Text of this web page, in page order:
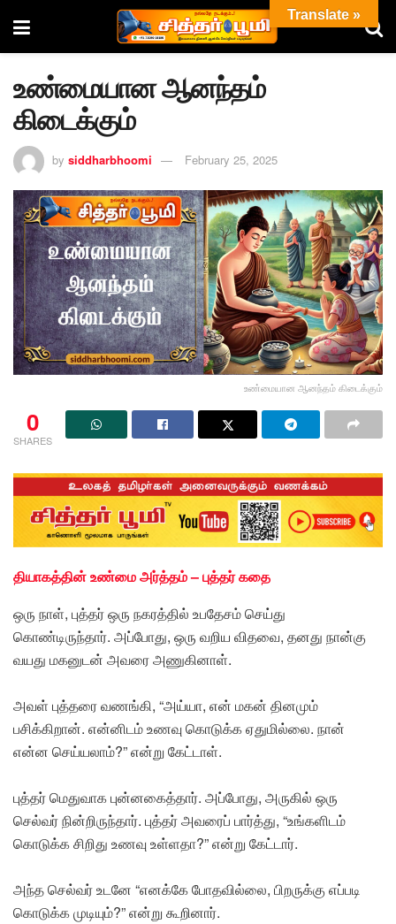
உண்மையான ஆனந்தம்
கிடைக்கும்
by siddharbhoomi February 25, 2025
உண்மையான ஆனந்தம் கிடைக்கும்
0
SHARES
தியாகத்தின் உண்மை அர்த்தம் – புத்தர் கதை
ஒரு நாள், புத்தர் ஒரு நகரத்தில் உபதேசம் செய்து
கொண்டிருந்தார். அப்போது, ஒரு வறிய விதவை, தனது நான்கு
வயது மகனுடன் அவரை அணுகினாள்.
அவள் புத்தரை வணங்கி, “அய்யா, என் மகன் தினமும்
பசிக்கிறான். என்னிடம் உணவு கொடுக்க ஏதுமில்லை. நான்
என்ன செய்யலாம்?” என்று கேட்டாள்.
புத்தர் மெதுவாக புன்னகைத்தார். அப்போது, அருகில் ஒரு
செல்வர் நின்றிருந்தார். புத்தர் அவரைப் பார்த்து, “உங்களிடம்
கொடுக்க சிறிது உணவு உள்ளதா?” என்று கேட்டார்.
அந்த செல்வர் உடனே “எனக்கே போதவில்லை, பிறருக்கு எப்படி
கொடுக்க முடியும்?” என்று கூறினார்.
Translate »